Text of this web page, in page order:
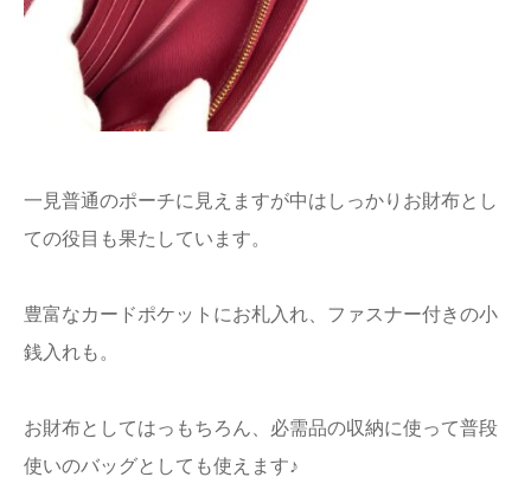
一見普通のポーチに見えますが中はしっかりお財布とし
ての役目も果たしています。
豊富なカードポケットにお札入れ、ファスナー付きの小
銭入れも。
お財布としてはっもちろん、必需品の収納に使って普段
使いのバッグとしても使えます♪